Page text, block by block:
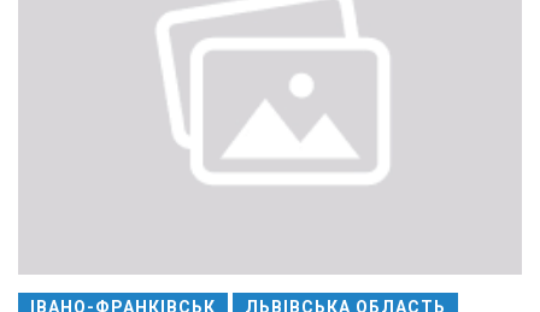
ІВАНО-ФРАНКІВСЬК ЛЬВІВСЬКА ОБЛАСТЬ